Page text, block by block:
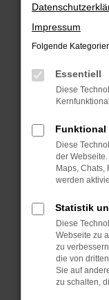
Prüfe
Manche
können
anderen
Fenster?
Das kann
Stelle
sind.
Veraltete
führen,
mehr
Impressum
Folgende
Essentiell
Diese
Funktional
Diese
der
Maps, Chats,
werden
Statistik
Diese
Webseite zu
zu
die von
Sie auf
zu schalten,